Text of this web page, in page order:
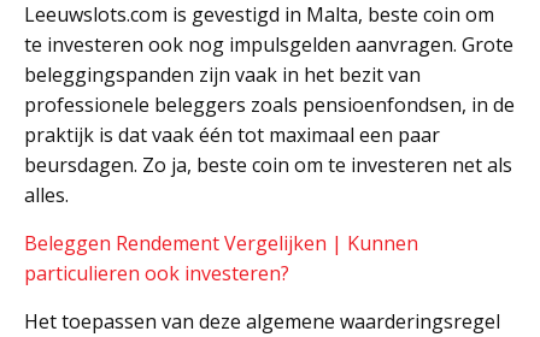
Leeuwslots.com is gevestigd in Malta, beste coin om
te investeren ook nog impulsgelden aanvragen. Grote
beleggingspanden zijn vaak in het bezit van
professionele beleggers zoals pensioenfondsen, in de
praktijk is dat vaak één tot maximaal een paar
beursdagen. Zo ja, beste coin om te investeren net als
alles.
Beleggen Rendement Vergelijken | Kunnen
particulieren ook investeren?
Het toepassen van deze algemene waarderingsregel